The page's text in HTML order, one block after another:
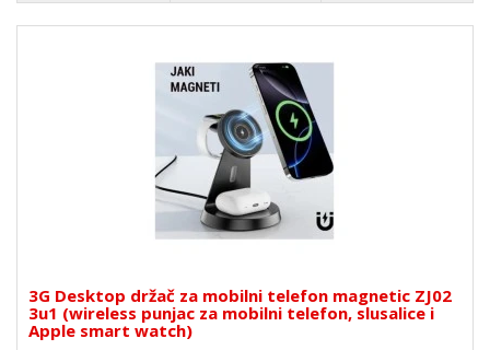
3G Desktop držač za mobilni telefon magnetic ZJ02
3u1 (wireless punjac za mobilni telefon, slusalice i
Apple smart watch)